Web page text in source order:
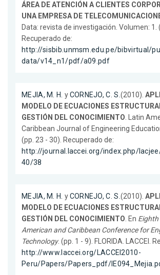
ÁREA DE ATENCIÓN A CLIENTES
UNA EMPRESA DE
Data: revista de investigación. Volumen: 1.
Recuperado de:
http://sisbib.unmsm.edu.pe/bibvirtual/
data/v14_n1/pdf/a09.pdf
MEJIA, M. H. yCORNEJO, C. S.(2010).
MODELO DE ECUACIONES
GESTIÓN DEL CONOCIMIENTO. Latin
Caribbean Journal of Engineering
(pp. 23 - 30). Recuperado de:
http://journal.laccei.org/index.php/
40/38
MEJIA, M. H. yCORNEJO, C. S.(2010).
MODELO DE ECUACIONES
GESTIÓN DEL CONOCIMIENTO. En Eighth
American and Caribbean Conference for
Technology. (pp. 1 - 9). FLORIDA. LACCEI.
http://www.laccei.org/LACCEI2010-
Peru/Papers/Papers_pdf/